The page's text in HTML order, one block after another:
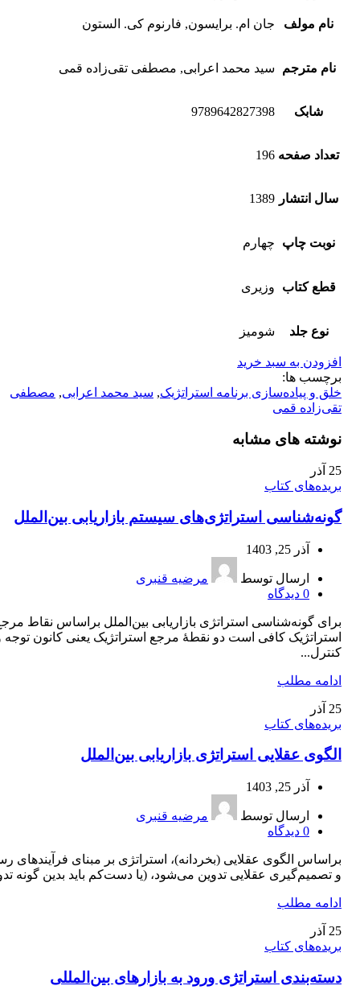
نام مولف جان ام. برایسون, فارنوم کی. الستون
نام مترجم سید محمد اعرابی, مصطفی تقی‌زاده قمی
شابک 9789642827398
تعداد صفحه 196
سال انتشار 1389
نوبت چاپ چهارم
قطع کتاب وزیری
نوع جلد شومیز
افزودن به سبد خرید
برچسب ها:
خلق و پیاده‌سازی برنامه استراتژیک, سید محمد اعرابی, مصطفی
تقی‌زاده قمی
نوشته های مشابه
25 آذر
بریده‌های کتاب
گونه‌شناسی استراتژی‌های سیستم بازاریابی بین‌الملل
آذر 25, 1403
ارسال توسط
مرضیه قنبری
0 دیدگاه
برای گونه‌شناسی استراتژی بازاریابی بین‌الملل براساس نقاط
استراتژیک کافی است دو نقطۀ مرجع استراتژیک یعنی کانون توجه
کنترل...
ادامه مطلب
25 آذر
بریده‌های کتاب
الگوی عقلایی استراتژی بازاریابی بین‌الملل
آذر 25, 1403
ارسال توسط
مرضیه قنبری
0 دیدگاه
براساس الگوی عقلایی (بخردانه)، استراتژی بر مبنای فرآیندهای
و تصمیم‌گیری عقلایی تدوین می‌شود، (یا دست‌كم باید بدین گونه
ادامه مطلب
25 آذر
بریده‌های کتاب
دسته‌بندی استراتژی ورود به بازارهای بین‌المللی